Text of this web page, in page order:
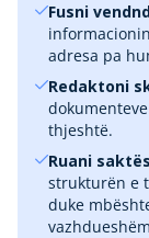
Fusni
adresa pa
Redaktoni
thjeshtë.
Ruani
strukturën e
duke